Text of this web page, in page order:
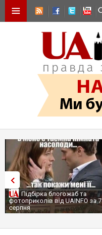
Підбірка блогожаб та
фотоприколів від UAINFO за 7
серпня